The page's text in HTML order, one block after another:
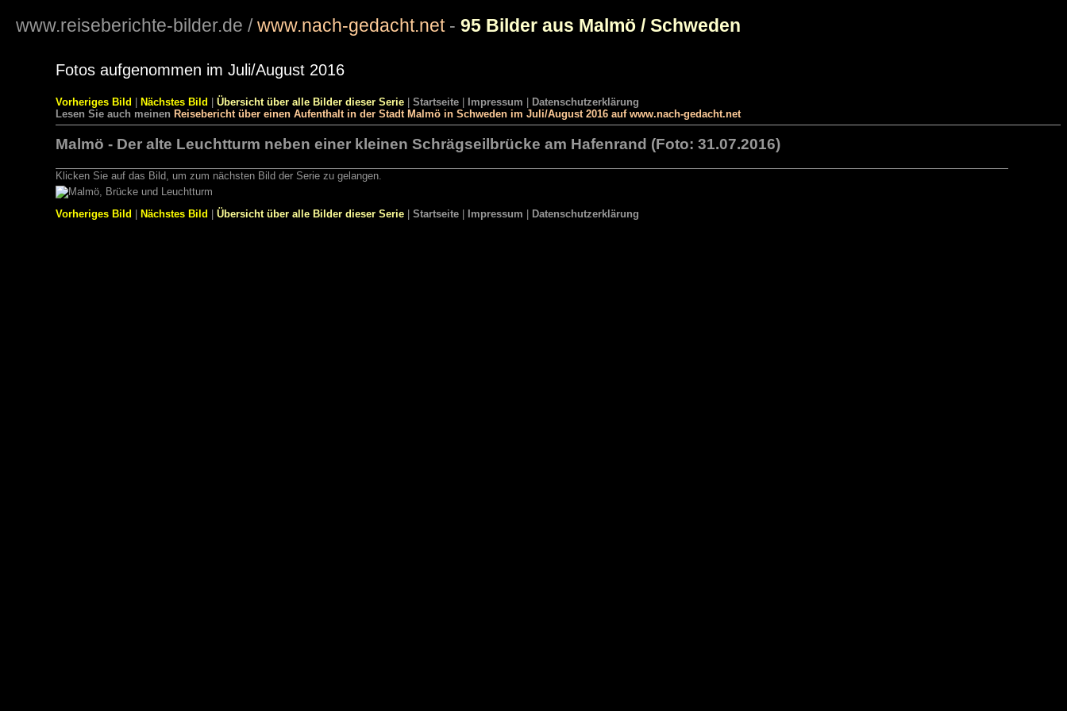
www.reiseberichte-bilder.de /www.nach-gedacht.net- 95 Bilder aus Malmö / Schweden
Fotos aufgenommen im Juli/August 2016
Vorheriges Bild | Nächstes Bild | Übersicht über alle Bilder dieser Serie | Startseite | Impressum | Datenschutzerklärung
Lesen Sie auch meinen Reisebericht über einen Aufenthalt in der Stadt Malmö in Schweden im Juli/August 2016 auf www.nach-gedacht.net
Malmö - Der alte Leuchtturm neben einer kleinen Schrägseilbrücke am Hafenrand (Foto: 31.07.2016)
Klicken Sie auf das Bild, um zum nächsten Bild der Serie zu gelangen.
Vorheriges Bild Nächstes Bild Übersicht über alle Bilder dieser Serie Startseite Impressum Datenschutzerklärung